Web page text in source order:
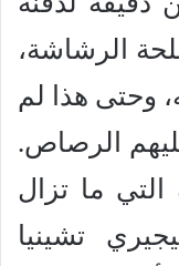
الرشاشة،
وحتى هذا لم
الرصاص.
التي ما تزال
تشينيا